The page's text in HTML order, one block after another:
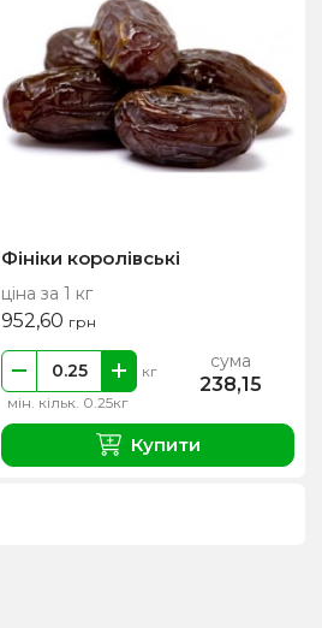
Фініки королівські
ціна за 1 кг
952,60 грн
мін. кільк. 0.25кг
кг сума
238,15
Купити